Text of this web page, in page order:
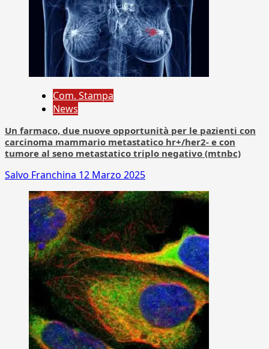
Com. Stampa
News
Un farmaco, due nuove opportunità per le pazienti con
carcinoma mammario metastatico hr+/her2- e con
tumore al seno metastatico triplo negativo (mtnbc)
Salvo Franchina 12 Marzo 2025